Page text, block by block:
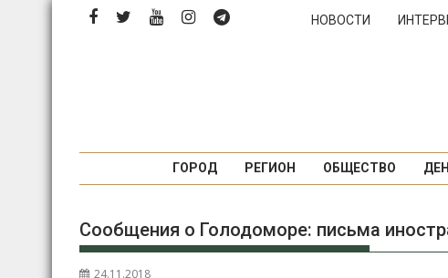
НОВОСТИ
ГОРОД РЕГИОН ОБЩЕСТВО
Сообщения о Голодоморе: письма
24.11.2018